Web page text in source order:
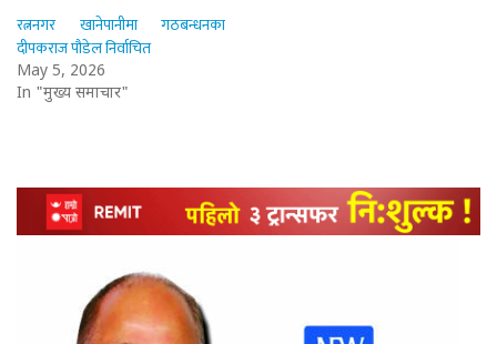
रत्ननगर खानेपानीमा गठबन्धनका
दीपकराज पौडेल निर्वाचित
May 5, 2026
In "मुख्य समाचार"